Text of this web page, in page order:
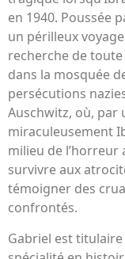
en 1940. Poussée
un périlleux
recherche de
dans la mosquée
persécutions
Auschwitz, où, par
miraculeusement
milieu de
survivre aux
témoigner des
confrontés.
Gabriel est